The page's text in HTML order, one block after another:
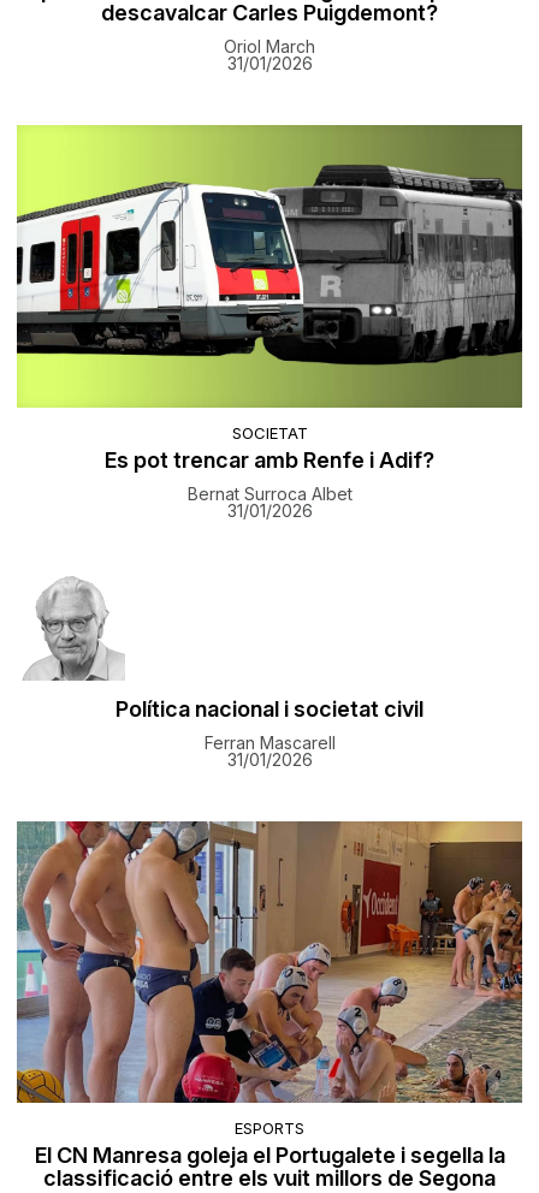
descavalcar Carles Puigdemont?
Oriol March
31/01/2026
SOCIETAT
Es pot trencar amb Renfe i Adif?
Bernat Surroca Albet
31/01/2026
Política nacional i societat civil
Ferran Mascarell
31/01/2026
ESPORTS
El CN Manresa goleja el Portugalete i segella la
classificació entre els vuit millors de Segona